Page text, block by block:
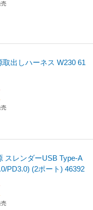
売
出しハーネス W230 61
売
スレンダーUSB Type-A
PD3.0) (2ポート) 46392
売